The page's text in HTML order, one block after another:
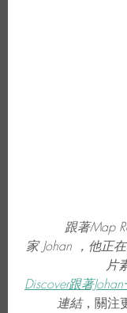
跟著Map
家 Johan ，他正
片
Discover跟著
連結，關注